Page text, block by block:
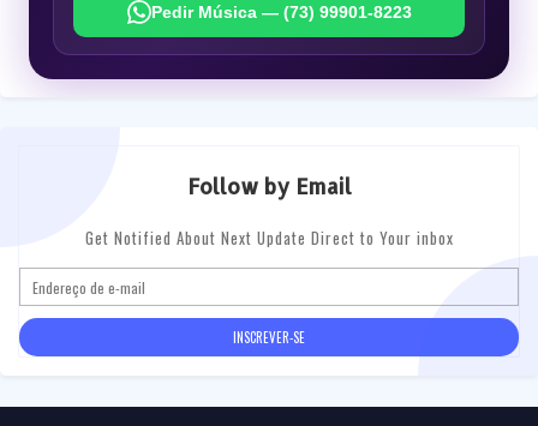
Pedir Música — (73) 99901-8223
Follow by Email
Get Notified About Next Update Direct to Your inbox